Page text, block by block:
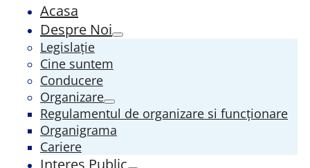
Acasa
Despre Noi
Legislație
Cine suntem
Conducere
Organizare
Regulamentul de organizare si funcționare
Organigrama
Cariere
Interes Public